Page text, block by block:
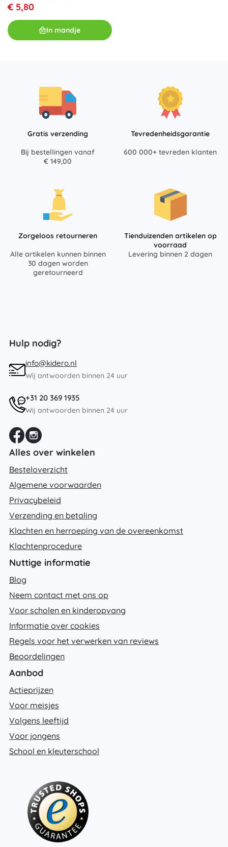
€ 5,80
In mandje
Gratis verzending
Bij bestellingen vanaf
€ 149,00
Tevredenheidsgarantie
600 000+ tevreden klanten
Zorgeloos retourneren
Alle artikelen kunnen binnen
30 dagen worden
geretourneerd
Tienduizenden artikelen op
voorraad
Levering binnen 2 dagen
Hulp nodig?
info@kidero.nl
Wij antwoorden binnen 24 uur
+31 20 369 1935
Wij antwoorden binnen 24 uur
Alles over winkelen
Besteloverzicht
Algemene voorwaarden
Privacybeleid
Verzending en betaling
Klachten en herroeping van de overeenkomst
Klachtenprocedure
Nuttige informatie
Blog
Neem contact met ons op
Voor scholen en kinderopvang
Informatie over cookies
Regels voor het verwerken van reviews
Beoordelingen
Aanbod
Actieprijzen
Voor meisjes
Volgens leeftijd
Voor jongens
School en kleuterschool